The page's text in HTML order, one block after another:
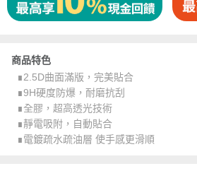
商品特色
∎2.5D曲面滿版，完美貼合
∎9H硬度防爆，耐磨抗刮
∎全膠，超高透光技術
∎靜電吸附，自動貼合
∎電鍍疏水疏油層 使手感更滑順